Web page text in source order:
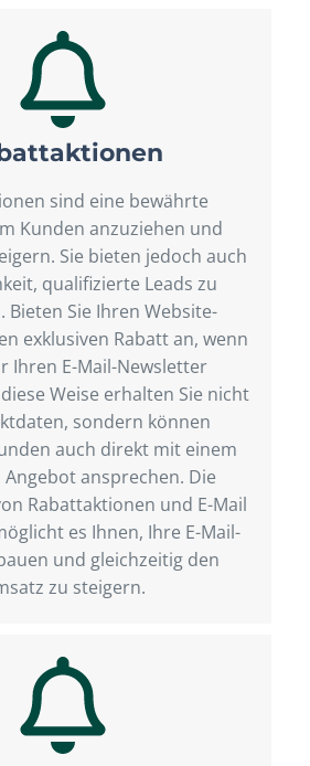
sind eine bewährte
Kunden anzuziehen und
Sie bieten jedoch auch
qualifizierte Leads zu
Bieten Sie Ihren Website-
exklusiven Rabatt an, wenn
Ihren E-Mail-Newsletter
Weise erhalten Sie nicht
sondern können
auch direkt mit einem
ansprechen. Die
Rabattaktionen und E-Mail
es Ihnen, Ihre E-Mail-
und gleichzeitig den
zu steigern.